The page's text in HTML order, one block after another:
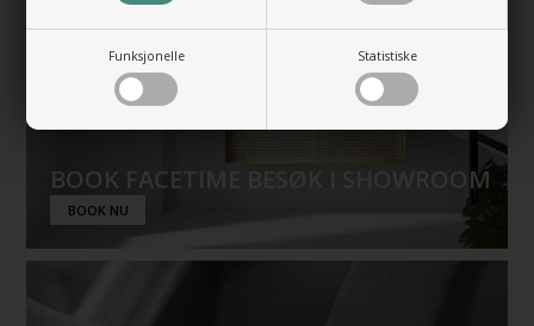
Funksjonelle Statistiske
BOOK FACETIME BESØK I SHOWROOM
BOOK NU